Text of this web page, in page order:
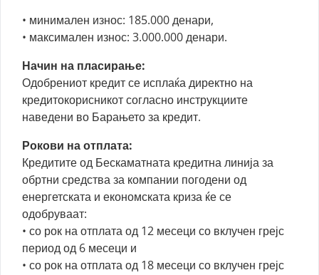
• минимален износ: 185.000 денари,
• максимален износ: 3.000.000 денари.
Начин на пласирање:
Одобрениот кредит се исплаќа директно на
кредитокорисникот согласно инструкциите
наведени во Барањето за кредит.
Рокови на отплата:
Кредитите од Бескаматната кредитна линија за
обртни средства за компании погодени од
енергетската и економската криза ќе се
одобруваат:
• со рок на отплата од 12 месеци со вклучен грејс
период од 6 месеци и
• со рок на отплата од 18 месеци со вклучен грејс